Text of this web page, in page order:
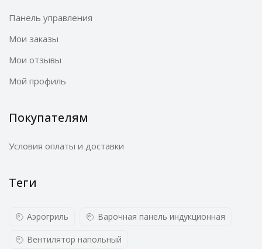
Панель управления
Мои заказы
Мои отзывы
Мой профиль
Покупателям
Условия оплаты и доставки
Теги
Аэрогриль Варочная панель индукционная
Вентилятор напольный